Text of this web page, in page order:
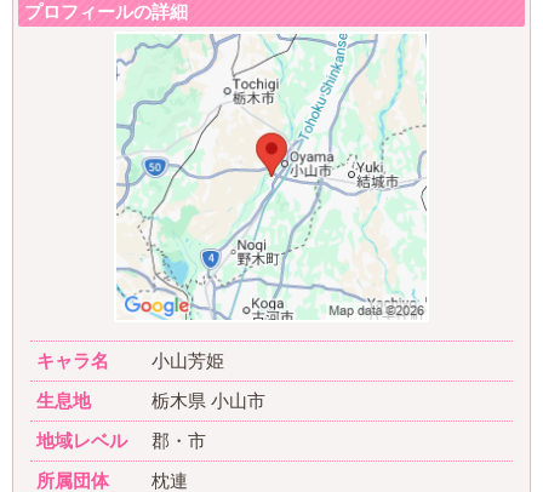
プロフィールの詳細
キャラ名
小山芳姫
生息地
栃木県 小山市
地域レベル
郡・市
所属団体
枕連